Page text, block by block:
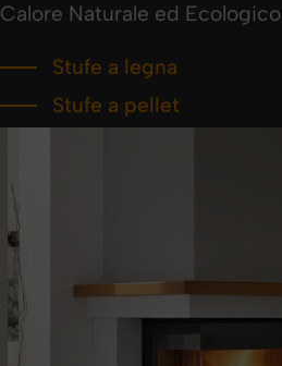
Calore Naturale ed Ecologico
Stufe a legna
Stufe a pellet